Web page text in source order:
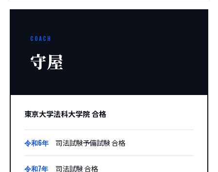
COACH
守屋
東京大学法科大学院 合格
令和6年 司法試験予備試験 合格
令和7年 司法試験 合格